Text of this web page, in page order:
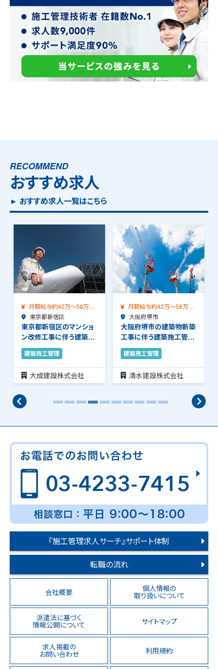
RECOMMEND
おすすめ求人
► おすすめ求人一覧はこちら
月額給与約42万～58万
（前職給与保証）…
東京都新宿区
東京都新宿区のマンショ
ン改修工事に伴う建築施
工管理のお仕事で…
建築施工管理
大成建設株式会社
月額給与約42万～58万
（前職給与保証）…
大阪府堺市
大阪府堺市の建築物新築
工事に伴う建築施工管理
のお仕事です。品…
建築施工管理
清水建設株式会社
『施工管理求人サーチ』サポート体制
転職の流れ
会社概要 個人情報の
取り扱いについて
派遣法に基づく
情報公開について サイトマップ
求人掲載の
お問い合わせ 利用規約